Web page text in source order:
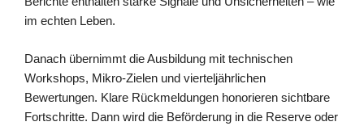
im echten Leben.
Danach übernimmt die Ausbildung mit technischen
Workshops, Mikro-Zielen und vierteljährlichen
Bewertungen. Klare Rückmeldungen honorieren sichtbare
Fortschritte. Dann wird die Beförderung in die Reserve oder